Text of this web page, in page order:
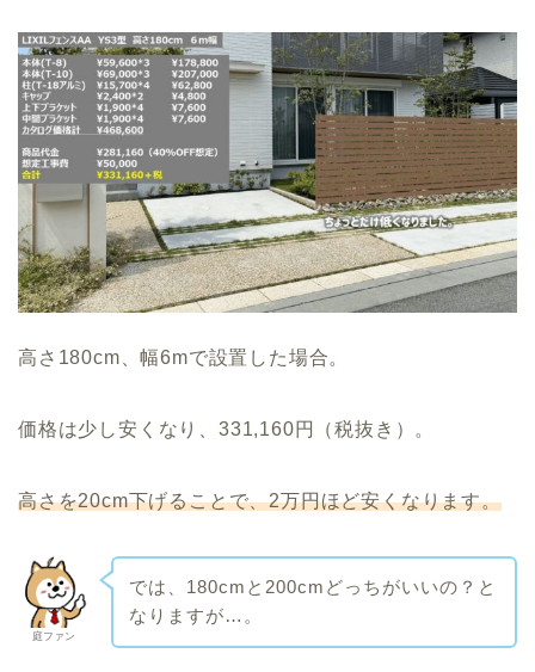
高さ180cm、幅6mで設置した場合。
価格は少し安くなり、331,160円（税抜き）。
高さを20cm下げることで、2万円ほど安くなります。
庭ファン
では、180cmと200cmどっちがいいの？と
なりますが…。